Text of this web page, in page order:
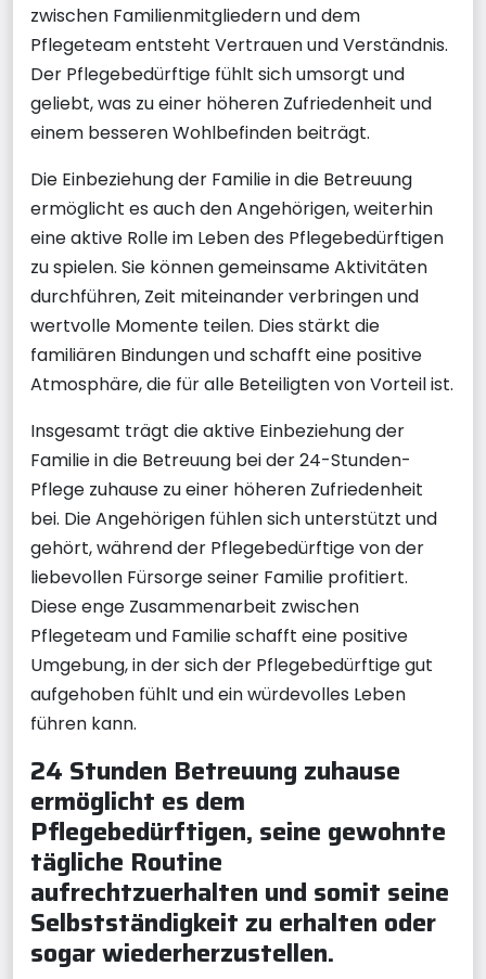
zwischen Familienmitgliedern und dem
Pflegeteam entsteht Vertrauen und Verständnis.
Der Pflegebedürftige fühlt sich umsorgt und
geliebt, was zu einer höheren Zufriedenheit und
einem besseren Wohlbefinden beiträgt.
Die Einbeziehung der Familie in die Betreuung
ermöglicht es auch den Angehörigen, weiterhin
eine aktive Rolle im Leben des Pflegebedürftigen
zu spielen. Sie können gemeinsame Aktivitäten
durchführen, Zeit miteinander verbringen und
wertvolle Momente teilen. Dies stärkt die
familiären Bindungen und schafft eine positive
Atmosphäre, die für alle Beteiligten von Vorteil ist.
Insgesamt trägt die aktive Einbeziehung der
Familie in die Betreuung bei der 24-Stunden-
Pflege zuhause zu einer höheren Zufriedenheit
bei. Die Angehörigen fühlen sich unterstützt und
gehört, während der Pflegebedürftige von der
liebevollen Fürsorge seiner Familie profitiert.
Diese enge Zusammenarbeit zwischen
Pflegeteam und Familie schafft eine positive
Umgebung, in der sich der Pflegebedürftige gut
aufgehoben fühlt und ein würdevolles Leben
führen kann.
24 Stunden Betreuung zuhause
ermöglicht es dem
Pflegebedürftigen, seine gewohnte
tägliche Routine
aufrechtzuerhalten und somit seine
Selbstständigkeit zu erhalten oder
sogar wiederherzustellen.